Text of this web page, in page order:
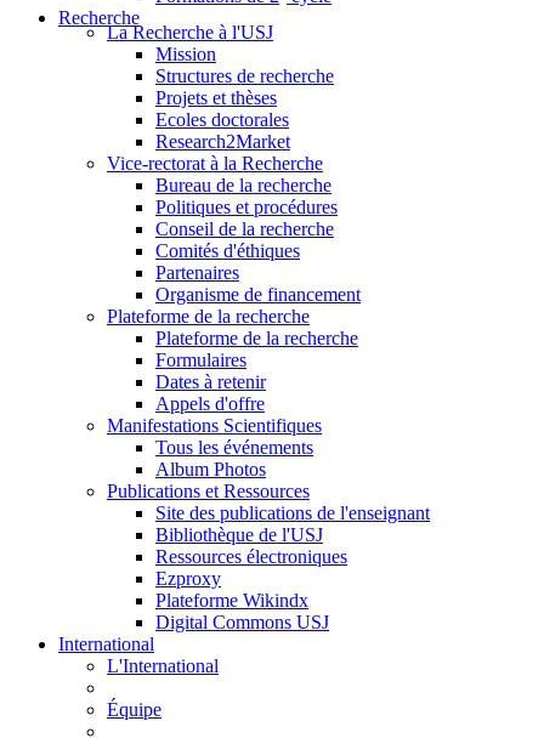
Recherche
La Recherche à l'USJ
Mission
Structures de recherche
Projets et thèses
Ecoles doctorales
Research2Market
Vice-rectorat à la Recherche
Bureau de la recherche
Politiques et procédures
Conseil de la recherche
Comités d'éthiques
Partenaires
Organisme de financement
Plateforme de la recherche
Plateforme de la recherche
Formulaires
Dates à retenir
Appels d'offre
Manifestations Scientifiques
Tous les événements
Album Photos
Publications et Ressources
Site des publications de l'enseignant
Bibliothèque de l'USJ
Ressources électroniques
Ezproxy
Plateforme Wikindx
Digital Commons USJ
International
L'International
Équipe